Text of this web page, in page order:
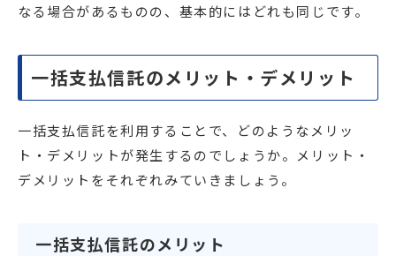
なる場合があるものの、基本的にはどれも同じです。
一括支払信託のメリット・デメリット
一括支払信託を利用することで、どのようなメリッ
ト・デメリットが発生するのでしょうか。メリット・
デメリットをそれぞれみていきましょう。
一括支払信託のメリット